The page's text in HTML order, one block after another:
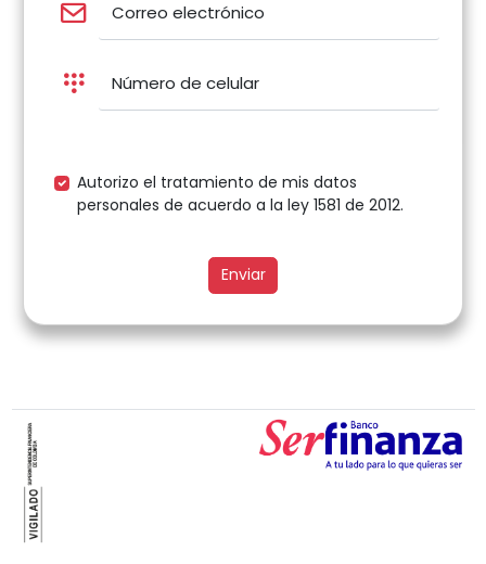
Correo electrónico
Número de celular
Autorizo el tratamiento de mis datos
personales de acuerdo a la ley 1581 de 2012.
Enviar